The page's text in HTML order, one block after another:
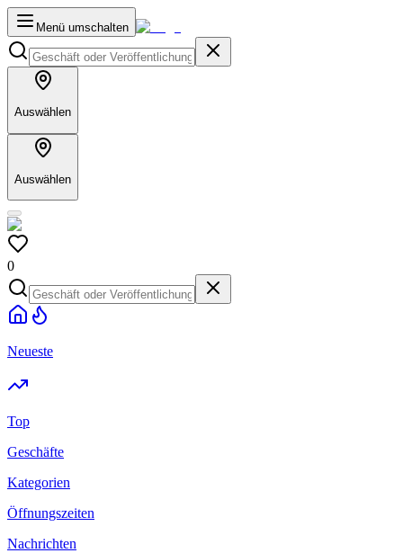
Menü umschalten
Auswählen
Auswählen
0
Neueste
Top
Geschäfte
Kategorien
Öffnungszeiten
Nachrichten